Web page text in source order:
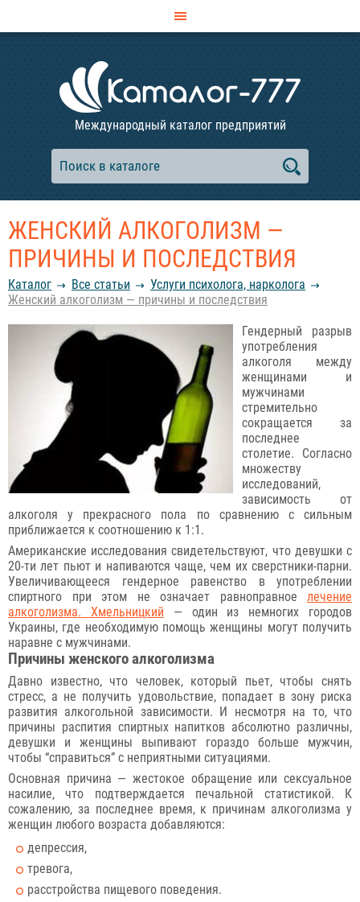
Международный каталог предприятий
ЖЕНСКИЙ АЛКОГОЛИЗМ —
ПРИЧИНЫ И ПОСЛЕДСТВИЯ
Каталог Все статьи
Услуги психолога, нарколога
Женский алкоголизм — причины и последствия
Гендерный разрыв
употребления
алкоголя между
женщинами и
мужчинами
стремительно
сокращается за
последнее
столетие. Согласно
множеству
исследований,
зависимость от
алкоголя у прекрасного пола по сравнению с сильным
приближается к соотношению к 1:1.
Американские исследования свидетельствуют, что девушки с
20-ти лет пьют и напиваются чаще, чем их сверстники-парни.
Увеличивающееся гендерное равенство в употреблении
спиртного при этом не означает равноправное лечение
алкоголизма. Хмельницкий — один из немногих городов
Украины, где необходимую помощь женщины могут получить
наравне с мужчинами.
Причины женского алкоголизма
Давно известно, что человек, который пьет, чтобы снять
стресс, а не получить удовольствие, попадает в зону риска
развития алкогольной зависимости. И несмотря на то, что
причины распития спиртных напитков абсолютно различны,
девушки и женщины выпивают гораздо больше мужчин,
чтобы “справиться” с неприятными ситуациями.
Основная причина — жестокое обращение или сексуальное
насилие, что подтверждается печальной статистикой. К
сожалению, за последнее время, к причинам алкоголизма у
женщин любого возраста добавляются:
депрессия,
тревога,
расстройства пищевого поведения.